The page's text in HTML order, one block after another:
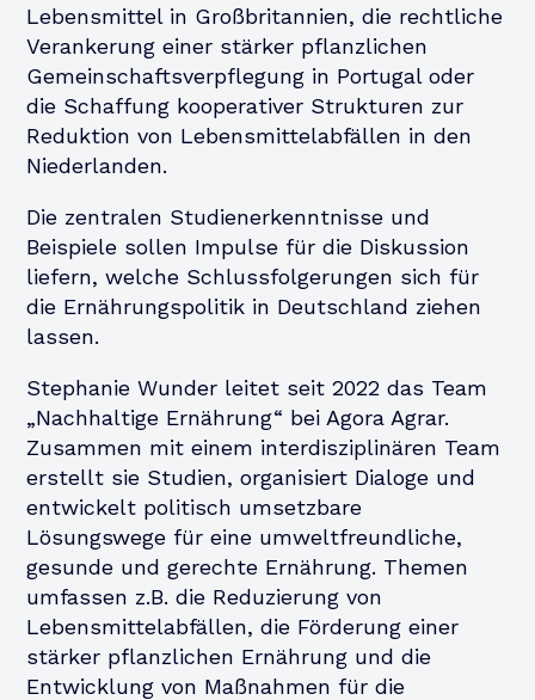
Lebensmittel in Großbritannien, die rechtliche
Verankerung einer stärker pflanzlichen
Gemeinschaftsverpflegung in Portugal oder
die Schaffung kooperativer Strukturen zur
Reduktion von Lebensmittelabfällen in den
Niederlanden.
Die zentralen Studienerkenntnisse und
Beispiele sollen Impulse für die Diskussion
liefern, welche Schlussfolgerungen sich für
die Ernährungspolitik in Deutschland ziehen
lassen.
Stephanie Wunder leitet seit 2022 das Team
„Nachhaltige Ernährung“ bei Agora Agrar.
Zusammen mit einem interdisziplinären Team
erstellt sie Studien, organisiert Dialoge und
entwickelt politisch umsetzbare
Lösungswege für eine umweltfreundliche,
gesunde und gerechte Ernährung. Themen
umfassen z.B. die Reduzierung von
Lebensmittelabfällen, die Förderung einer
stärker pflanzlichen Ernährung und die
Entwicklung von Maßnahmen für die